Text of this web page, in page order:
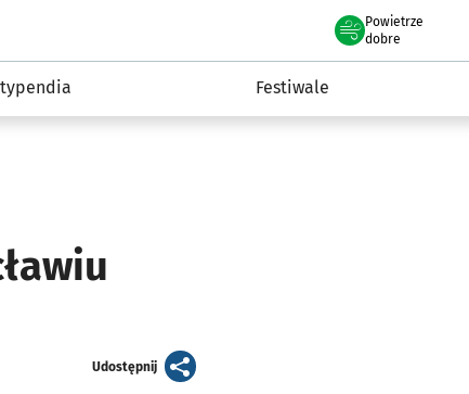
Powietrze
we Wrocławiu
dobre
Festiwale
Udostępnijartykuł